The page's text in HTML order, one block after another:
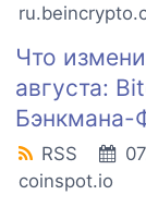
Что
августа:
Бэнкмана-
RSS
coinspot.io